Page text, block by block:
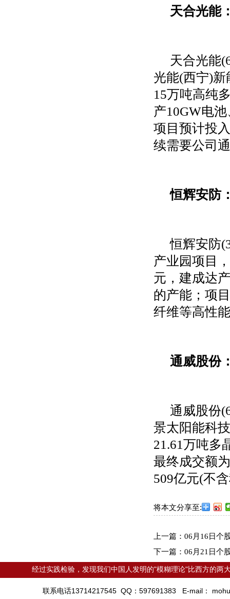
天合光能
天合光能
光能(西宁)新
15万吨高纯
产10GW电
项目预计投
续需要公司
恒辉安防
恒辉安防
产业园项目
元，建成达
的产能；项
纤维等高性
通威股份
通威股份
景太阳能科
21.61万吨多
最终成交额
509亿元(不
将本文分享至:
上一篇： 06月16日个
下一篇： 06月21日个
经过实践检验，发现我们中国人发明的"模糊理论"比西方的两
联系电话13714217545 QQ：597691383 E-mail：